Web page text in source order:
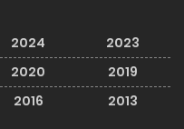
2024
2023
2020
2019
2016 2013